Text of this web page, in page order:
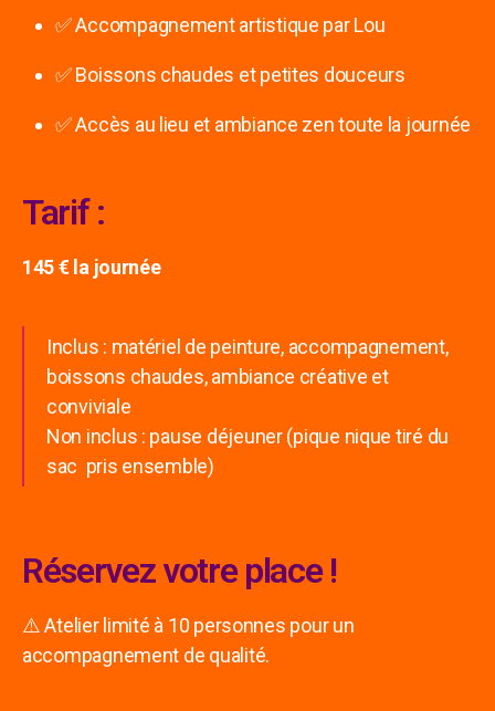
✅ Accompagnement artistique par Lou
✅ Boissons chaudes et petites douceurs
✅ Accès au lieu et ambiance zen toute la journée
Tarif :
145 € la journée
Inclus : matériel de peinture, accompagnement,
boissons chaudes, ambiance créative et
conviviale
Non inclus : pause déjeuner (pique nique tiré du
sac pris ensemble)
Réservez votre place !
⚠️ Atelier limité à 10 personnes pour un
accompagnement de qualité.